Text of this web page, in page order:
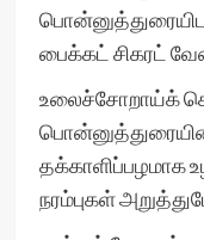
பைக்கட் சிகரட்
உலைச்சோறாய்க்
தக்காளிப்பழமாக
நரம்புகள்